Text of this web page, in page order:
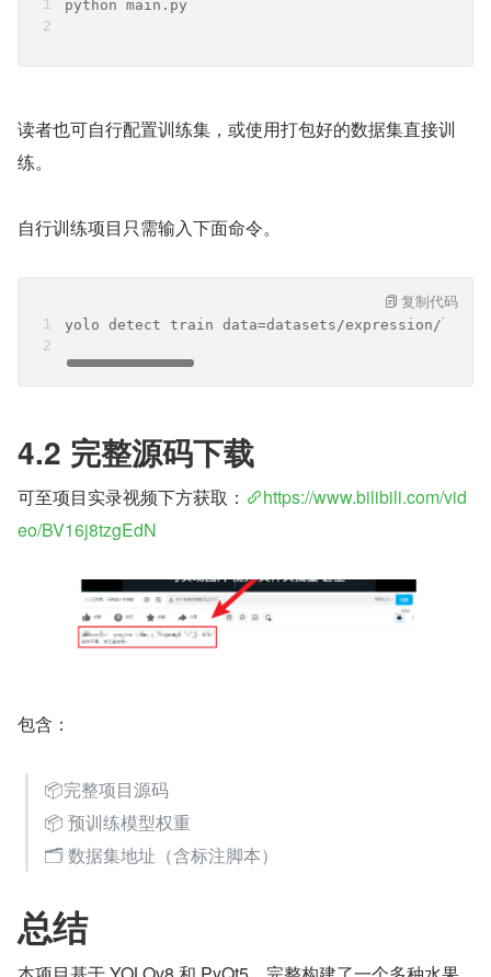
python main.py
读者也可自行配置训练集，或使用打包好的数据集直接训
练。
自行训练项目只需输入下面命令。
yolo detect train data=datasets/expression/
复制代码
4.2 完整源码下载
可至项目实录视频下方获取：
https://www.bilibili.com/vid
eo/BV16j8tzgEdN
包含：
📦完整项目源码
📦 预训练模型权重
🗂️ 数据集地址（含标注脚本）
总结